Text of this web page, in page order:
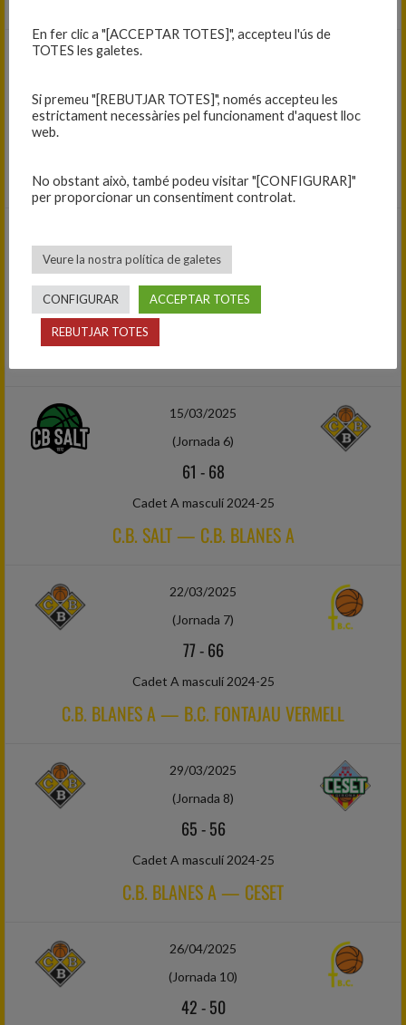
83-69
C.B. BLANES A — C.B. FARNERS
(Jornada 5)
22-91
Cadet A masculí 2024-25
15/03/2025
(Jornada 6)
61 -68
Cadet A masculí 2024-25
C.B. SALT — C.B. BLANES A
22/03/2025
(Jornada 7)
77-66
Cadet A masculí 2024-25
C.B. BLANES A — B.C. FONTAJAU VERMELL
29/03/2025
(Jornada 8)
65-56
Cadet A masculí 2024-25
C.B. BLANES A — CESET
26/04/2025
(Jornada 10)
42-50
En fer clic a "[ACCEPTAR TOTES]", accepteu l'ús de
TOTES les galetes.
Si premeu "[REBUTJAR TOTES]", només accepteu les
estrictament necessàries pel funcionament d'aquest lloc
web.
No obstant això, també podeu visitar "[CONFIGURAR]"
per proporcionar un consentiment controlat.
Veure la nostra política de galetes
CONFIGURAR ACCEPTAR TOTES
REBUTJAR TOTES